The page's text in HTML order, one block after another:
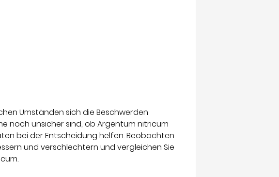
Umständen sich die Beschwerden
noch unsicher sind, ob Argentum nitricum
bei der Entscheidung helfen. Beobachten
und verschlechtern und vergleichen Sie